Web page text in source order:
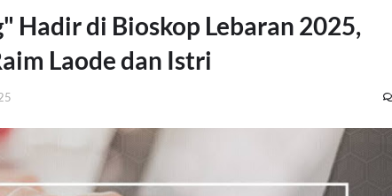
Hadir di Bioskop Lebaran 2025,
Laode dan Istri